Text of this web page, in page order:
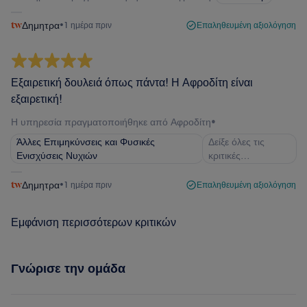
Δημητρα•1 ημέρα πριν Επαληθευμένη αξιολόγηση
Εξαιρετική δουλειά όπως πάντα! Η Αφροδίτη είναι
εξαιρετική!
Η υπηρεσία πραγματοποιήθηκε από Αφροδίτη•
Άλλες Επιμηκύνσεις και Φυσικές
Ενισχύσεις Νυχιών
Δείξε όλες τις
κριτικές…
Δημητρα•1 ημέρα πριν Επαληθευμένη αξιολόγηση
Εμφάνιση περισσότερων κριτικών
Γνώρισε την ομάδα